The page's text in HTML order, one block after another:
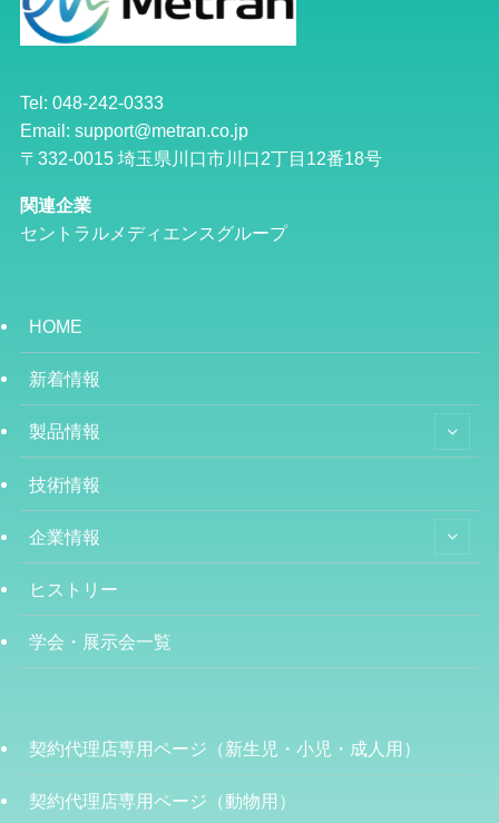
Tel: 048-242-0333
Email: support@metran.co.jp
〒332-0015 埼玉県川口市川口2丁目12番18号
関連企業
セントラルメディエンスグループ
HOME
新着情報
製品情報
技術情報
企業情報
ヒストリー
学会・展示会一覧
契約代理店専用ページ（新生児・小児・成人用）
契約代理店専用ページ（動物用）